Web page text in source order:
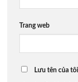
Trang web
Lưu tên của